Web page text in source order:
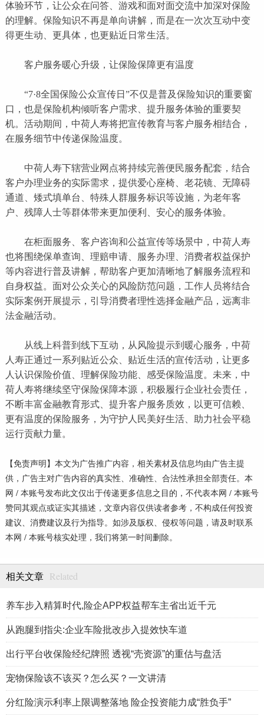
体验环节，让公众在问答、游戏和面对面交流中加深对保险
的理解。保险知识不再是单向讲解，而是在一次次互动中变
得更生动、更具体，也更贴近日常生活。
客户服务暖心升级，让保险保障更有温度
“7·8全国保险公众宣传日”不仅是普及保险知识的重要窗
口，也是保险机构倾听客户需求、提升服务体验的重要契
机。活动期间，中荷人寿将把宣传教育与客户服务相结合，
在服务细节中传递保险温度。
中荷人寿下辖营业网点将持续完善便民服务配套，结合
客户办理业务的实际需求，提供爱心座椅、老花镜、无障碍
通道、矮式填单台、特殊人群服务标识等设施，为老年客
户、残障人士等群体带来更加便利、安心的服务体验。
在柜面服务、客户咨询和公益宣传等场景中，中荷人寿
也将围绕保单查询、理赔申请、服务办理、消费者权益保护
等内容进行普及讲解，帮助客户更加清晰地了解服务流程和
自身权益。面对公众关心的风险防范问题，工作人员将结合
实际案例开展提示，引导消费者理性选择金融产品，远离非
法金融活动。
从线上科普到线下互动，从风险提示到暖心服务，中荷
人寿正通过一系列贴近公众、贴近生活的宣传活动，让更多
人认识保险价值、理解保险功能、感受保险温度。未来，中
荷人寿将继续坚守保险保障本源，积极履行企业社会责任，
不断丰富金融教育形式、提升客户服务质效，以更可信赖、
更有温度的保险服务，为守护人民美好生活、助力社会平稳
运行贡献力量。
【免责声明】本文为广告推广内容，相关素材及信息均由广告主提
供，广告主对广告内容的真实性、准确性、合法性承担全部责任。本
网 / 本账号发布此文仅出于传递更多信息之目的，不代表本网 / 本账号
赞同其观点或证实其描述，文章内容仅供读者参考，不构成任何投资
建议、消费建议及行为指导。如涉及版权、侵权等问题，请及时联系
本网 / 本账号核实处理，我们将第一时间删除。
相关文章 Related
养车步入精算时代,险企APP权益帮车主省出近千元
从跑腿到指尖:企业车险批改步入提效快车道
出行平台收保险经纪牌照 透视“壳资源”的重估与盘活
宠物保险该不该买？怎么买？一文讲清
分红险演示利率上限调整落地 险企投资能力成“胜负手”